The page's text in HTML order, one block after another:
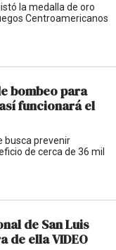
la medalla de oro
Centroamericanos
bombeo para
funcionará el
busca prevenir
de cerca de 36 mil
de San Luis
de ella VIDEO